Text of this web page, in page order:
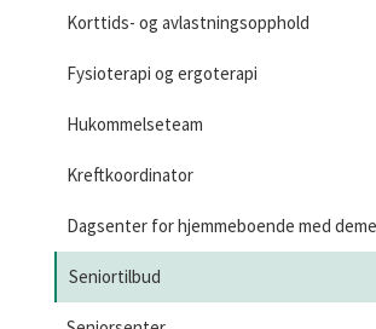
Korttids- og avlastningsopphold
Fysioterapi og ergoterapi
Hukommelseteam
Kreftkoordinator
Dagsenter for hjemmeboende med
Seniortilbud